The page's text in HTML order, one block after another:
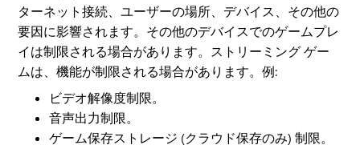
ターネット接続、ユーザーの場所、デバイス、その他の
要因に影響されます。その他のデバイスでのゲームプレ
イは制限される場合があります。ストリーミング ゲー
ムは、機能が制限される場合があります。例:
ビデオ解像度制限。
音声出力制限。
ゲーム保存ストレージ (クラウド保存のみ) 制限。